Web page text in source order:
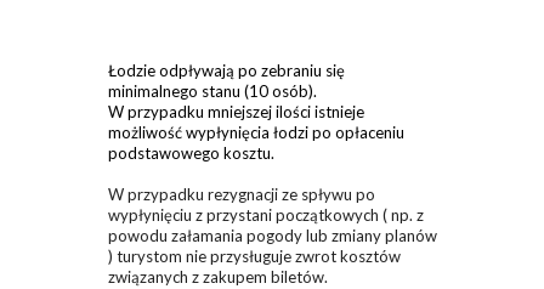
Łodzie odpływają po zebraniu się
minimalnego stanu (10 osób).
W przypadku mniejszej ilości istnieje
możliwość wypłynięcia łodzi po opłaceniu
podstawowego kosztu.
W przypadku rezygnacji ze spływu po
wypłynięciu z przystani początkowych ( np. z
powodu załamania pogody lub zmiany planów
) turystom nie przysługuje zwrot kosztów
związanych z zakupem biletów.